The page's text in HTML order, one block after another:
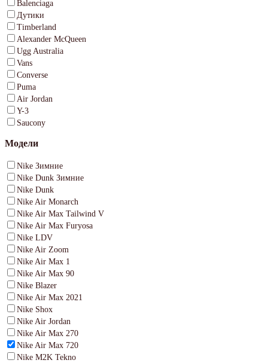
Balenciaga
Дутики
Timberland
Alexander McQueen
Ugg Australia
Vans
Converse
Puma
Air Jordan
Y-3
Saucony
Модели
Nike Зимние
Nike Dunk Зимние
Nike Dunk
Nike Air Monarch
Nike Air Max Tailwind V
Nike Air Max Furyosa
Nike LDV
Nike Air Zoom
Nike Air Max 1
Nike Air Max 90
Nike Blazer
Nike Air Max 2021
Nike Shox
Nike Air Jordan
Nike Air Max 270
Nike Air Max 720
Nike M2K Tekno